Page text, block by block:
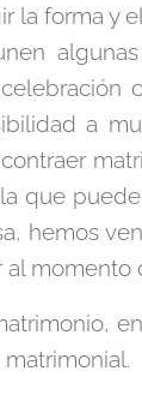
la forma y
a
que
hemos
momento